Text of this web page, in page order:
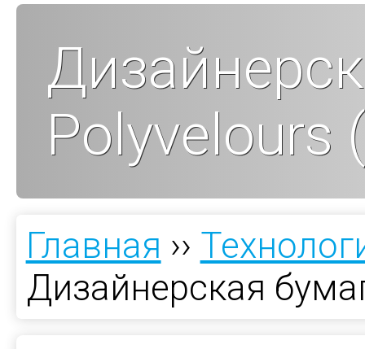
Polyvelours
Главная ››
Дизайнерская